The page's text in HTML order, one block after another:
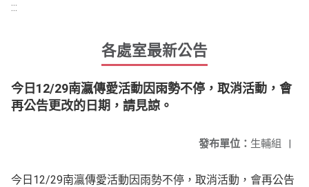
:::
各處室最新公告
今日12/29南瀛傳愛活動因雨勢不停，取消活動，會
再公告更改的日期，請見諒。
發布單位： 生輔組 |
今日12/29南瀛傳愛活動因雨勢不停，取消活動， 會再公告